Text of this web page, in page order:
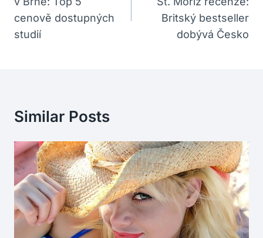
Příspěvek
cenově dostupných
studií
Britský bestseller
dobývá Česko
Similar Posts